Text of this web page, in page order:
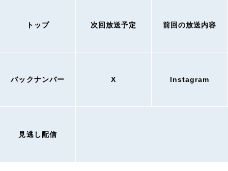
トップ 次回放送予定 前回の放送内容
バックナンバー X Instagram
見逃し配信